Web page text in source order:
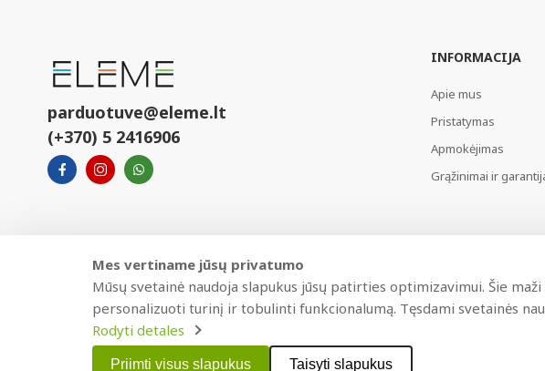
parduotuve@eleme.lt
(+370) 5 2416906
INFORMACIJA
Apie mus
Pristatymas
Apmokėjimas
Grąžinimai ir
Copyright © 2022 BAJTEL.LT UAB. Visos teisės saugomos.
Mes vertiname jūsų privatumo
Mūsų svetainė naudoja slapukus jūsų patirties optimizavimui. Šie
personalizuoti turinį ir tobulinti funkcionalumą. Tęsdami svetainės
Rodyti detales
Priimti visus slapukus Taisyti slapukus